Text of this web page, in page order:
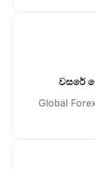
වසරේ
Global